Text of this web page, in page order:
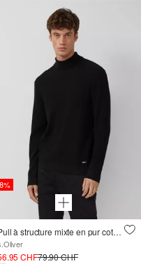
Pull à structure mixte en pur coton avec col roulé
CHF79.90 CHF